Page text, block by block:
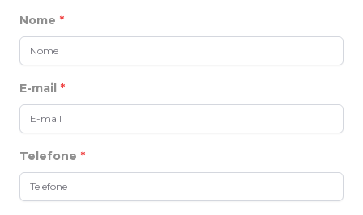
Nome *
E-mail *
Telefone *